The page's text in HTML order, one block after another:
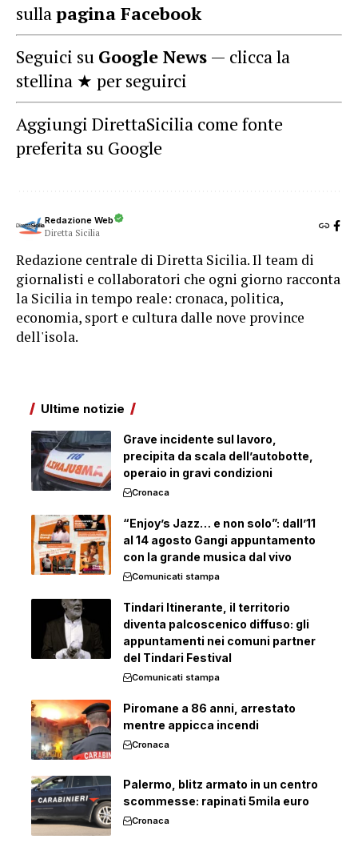
sullapagina Facebook
Seguici su Google News — clicca la
stellina ★ per seguirci
Aggiungi DirettaSicilia come fonte
preferita su Google
Redazione Web
Diretta Sicilia
Redazione centrale di Diretta Sicilia. Il team di
giornalisti e collaboratori che ogni giorno racconta
la Sicilia in tempo reale: cronaca, politica,
economia, sport e cultura dalle nove province
dell'isola.
Ultime notizie
Grave incidente sul lavoro,
precipita da scala dell’autobotte,
operaio in gravi condizioni
Cronaca
“Enjoy’s Jazz… e non solo”: dall’11
al 14 agosto Gangi appuntamento
con la grande musica dal vivo
Comunicati stampa
Tindari Itinerante, il territorio
diventa palcoscenico diffuso: gli
appuntamenti nei comuni partner
del Tindari Festival
Comunicati stampa
Piromane a 86 anni, arrestato
mentre appicca incendi
Cronaca
Palermo, blitz armato in un centro
scommesse: rapinati 5mila euro
Cronaca